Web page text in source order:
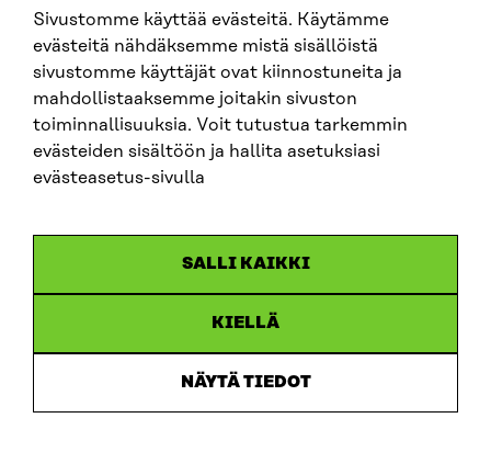
Sivustomme käyttää evästeitä. Käytämme
evästeitä nähdäksemme mistä sisällöistä
sivustomme käyttäjät ovat kiinnostuneita ja
mahdollistaaksemme joitakin sivuston
toiminnallisuuksia. Voit tutustua tarkemmin
evästeiden sisältöön ja hallita asetuksiasi
evästeasetus-sivulla
SALLI KAIKKI
KIELLÄ
NÄYTÄ TIEDOT
SITRA SOSIAALISESSA MEDIASSA
LinkedIn
Instagram
YouTube
Saavutettavuusseloste
Asiakirjajulkisuus